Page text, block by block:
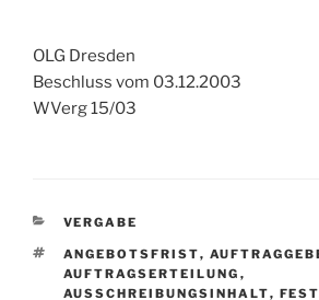
OLG Dresden
Beschluss vom 03.12.2003
WVerg 15/03
KATEGORIEN
VERGABE
SCHLAGWÖRTER
ANGEBOTSFRIST,
AUFTRAGSERTEILUNG ,
AUSSCHREIBUNGSINHALT,